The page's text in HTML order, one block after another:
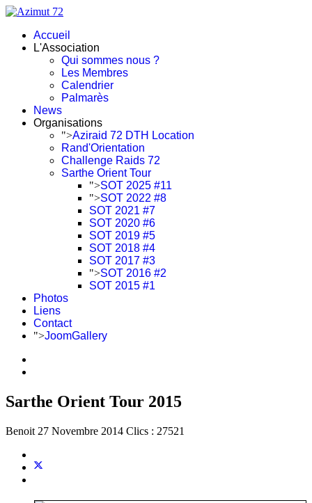
Accueil
L'Association
Qui sommes nous ?
Les Membres
Calendrier
Palmarès
News
Organisations
">Aziraid 72 DTH Location
Rand'Orientation
Challenge Raids 72
Sarthe Orient Tour
">SOT 2025 #11
">SOT 2022 #8
SOT 2021 #7
SOT 2020 #6
SOT 2019 #5
SOT 2018 #4
SOT 2017 #3
">SOT 2016 #2
SOT 2015 #1
Photos
Liens
Contact
">JoomGallery
Sarthe Orient Tour 2015
Benoit 27 Novembre 2014 Clics : 27521